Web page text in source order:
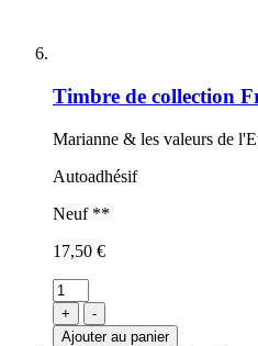
Timbre de collection
Marianne & les valeurs de
Autoadhésif
Neuf **
17,50 €
+
-
Ajouter au panier